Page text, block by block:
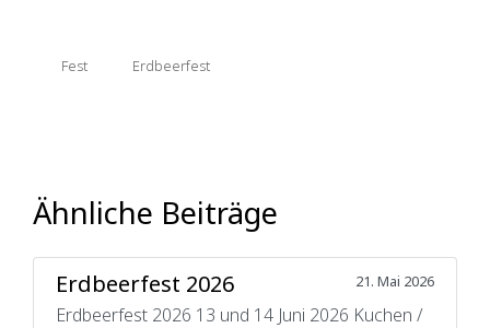
Fest Erdbeerfest
Ähnliche Beiträge
Erdbeerfest 2026 21. Mai 2026
Erdbeerfest 2026 13 und 14 Juni 2026 Kuchen /